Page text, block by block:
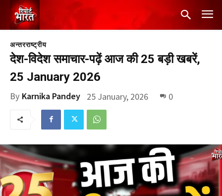
अन्तरराष्ट्रीय
देश-विदेश समाचार-पढ़ें आज की 25 बड़ी खबरें,
25 January 2026
By Karnika Pandey 25 January, 2026 0